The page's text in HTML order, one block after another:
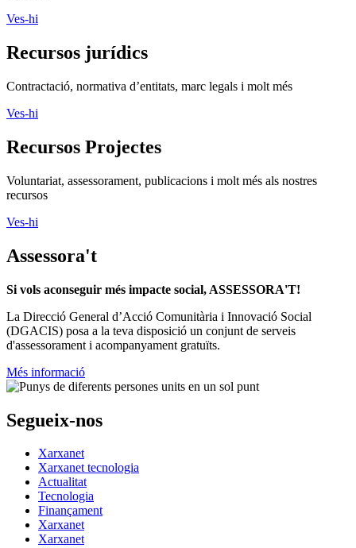
Ves-hi
Recursos jurídics
Contractació, normativa d’entitats, marc legals i molt més
Ves-hi
Recursos Projectes
Voluntariat, assessorament, publicacions i molt més als nostres
recursos
Ves-hi
Assessora't
Si vols aconseguir més impacte social, ASSESSORA'T!
La Direcció General d’Acció Comunitària i Innovació Social
(DGACIS) posa a la teva disposició un conjunt de serveis
d'assessorament i acompanyament gratuïts.
Més informació
Segueix-nos
Xarxanet
Xarxanet tecnologia
Actualitat
Tecnologia
Finançament
Xarxanet
Xarxanet